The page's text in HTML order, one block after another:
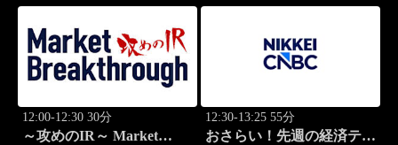
12:00-12:30 30分
～攻めのIR～ Market
12:30-13:25 55分
おさらい！先週の経済テー